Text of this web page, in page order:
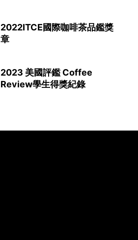
2022ITCE國際咖啡茶品鑑獎
章
2023 美國評鑑 Coffee
Review學生得獎紀錄